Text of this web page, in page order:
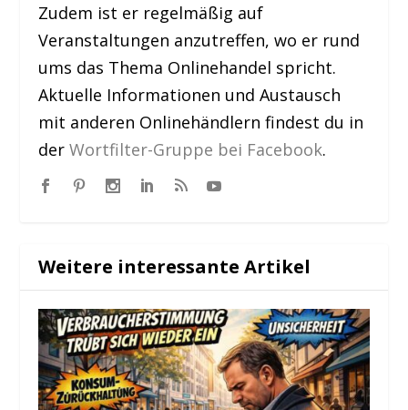
Zudem ist er regelmäßig auf
Veranstaltungen anzutreffen, wo er rund
ums das Thema Onlinehandel spricht.
Aktuelle Informationen und Austausch
mit anderen Onlinehändlern findest du in
derWortfilter-Gruppe bei Facebook.
Weitere interessante Artikel